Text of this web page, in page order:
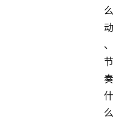
么
动
、
节
奏
什
么